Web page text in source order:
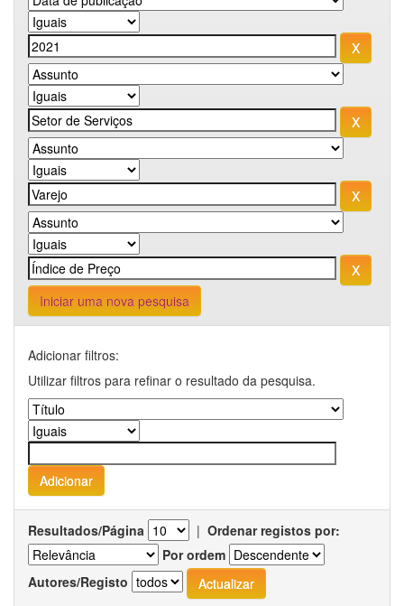
Iniciar uma nova pesquisa
Adicionar filtros:
Utilizar filtros para refinar o resultado da pesquisa.
Resultados/Página | Ordenar registos por:
Por ordem
Autores/Registo